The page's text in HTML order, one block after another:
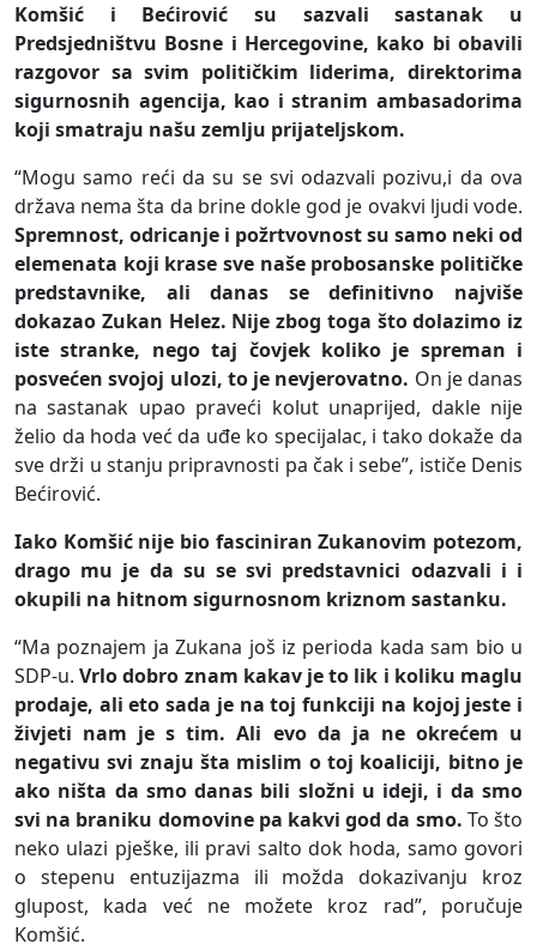
Komšić i Bećirović su sazvali sastanak u
Predsjedništvu Bosne i Hercegovine, kako bi obavili
razgovor sa svim političkim liderima, direktorima
sigurnosnih agencija, kao i stranim ambasadorima
koji smatraju našu zemlju prijateljskom.
“Mogu samo reći da su se svi odazvali pozivu,i da ova
država nema šta da brine dokle god je ovakvi ljudi vode.
Spremnost, odricanje i požrtvovnost su samo neki od
elemenata koji krase sve naše probosanske političke
predstavnike, ali danas se definitivno najviše
dokazao Zukan Helez. Nije zbog toga što dolazimo iz
iste stranke, nego taj čovjek koliko je spreman i
posvećen svojoj ulozi, to je nevjerovatno. On je danas
na sastanak upao praveći kolut unaprijed, dakle nije
želio da hoda već da uđe ko specijalac, i tako dokaže da
sve drži u stanju pripravnosti pa čak i sebe”, ističe Denis
Bećirović.
Iako Komšić nije bio fasciniran Zukanovim potezom,
drago mu je da su se svi predstavnici odazvali i i
okupili na hitnom sigurnosnom kriznom sastanku.
“Ma poznajem ja Zukana još iz perioda kada sam bio u
SDP-u.Vrlo dobro znam kakav je to lik i koliku maglu
prodaje, ali eto sada je na toj funkciji na kojoj jeste i
živjeti nam je s tim. Ali evo da ja ne okrećem u
negativu svi znaju šta mislim o toj koaliciji, bitno je
ako ništa da smo danas bili složni u ideji, i da smo
svi na braniku domovine pa kakvi god da smo. To što
neko ulazi pješke, ili pravi salto dok hoda, samo govori
o stepenu entuzijazma ili možda dokazivanju kroz
glupost, kada već ne možete kroz rad”, poručuje
Komšić.